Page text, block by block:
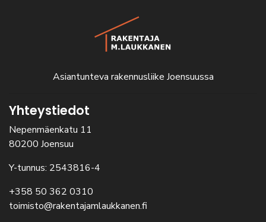
Asiantunteva rakennusliike Joensuussa
Yhteystiedot
Nepenmäenkatu 11
80200 Joensuu
Y-tunnus: 2543816-4
+358 50 362 0310
toimisto@rakentajamlaukkanen.fi